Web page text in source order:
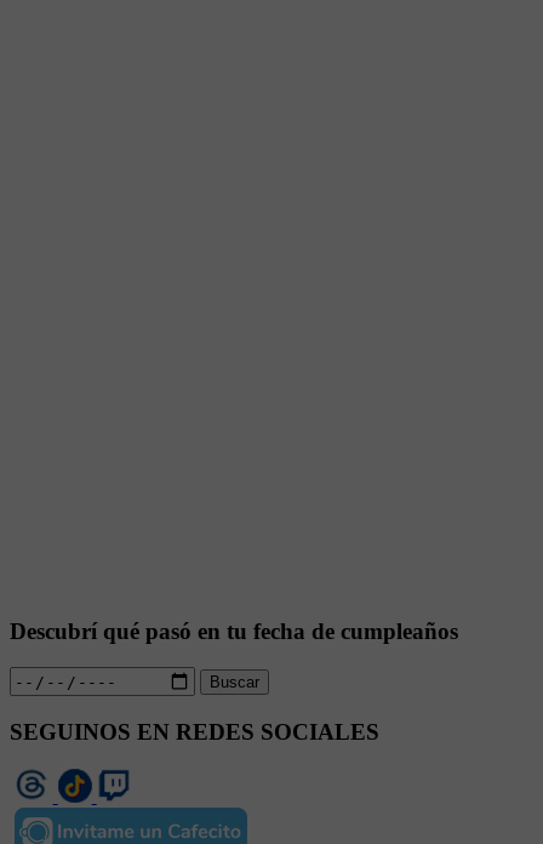
Descubrí qué pasó en tu fecha de cumpleaños
Buscar
SEGUINOS EN REDES SOCIALES